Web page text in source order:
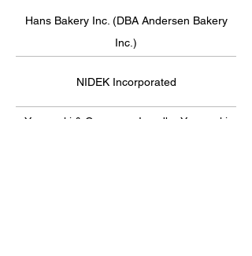
Hans Bakery Inc. (DBA Andersen Bakery
Inc.)
NIDEK Incorporated
Yamasaki & Company, Inc. dba Yamasaki